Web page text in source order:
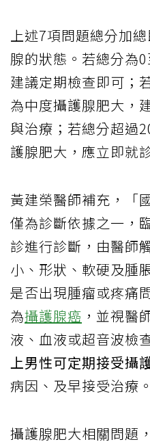
上述7項問題總分加
腺的狀態。若總分為
建議定期檢查即可；
為中度攝護腺肥大，
與治療；若總分超過
護腺肥大，應立即就
黃建榮醫師補充，「
僅為診斷依據之一，
診進行診斷，由醫師
小、形狀、軟硬及腫
是否出現腫瘤或疼痛
為攝護腺癌 ，並視醫
液、血液或超音波檢
上男性可定期接受攝
病因、及早接受治療。
攝護腺肥大相關問題